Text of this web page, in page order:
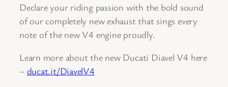
Declare your riding passion with the bold sound
of our completely new exhaust that sings every
note of the new V4 engine proudly.
Learn more about the new Ducati Diavel V4 here
– ducat.it/DiavelV4